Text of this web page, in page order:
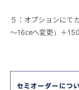
５：オプションにて
～16㎝へ変更）＋